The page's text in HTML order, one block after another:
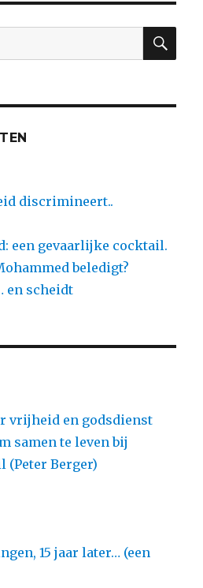
discrimineert..
een gevaarlijke cocktail.
beledigt?
en scheidt
vrijheid en godsdienst
samen te leven bij
(Peter Berger)
15 jaar later… (een